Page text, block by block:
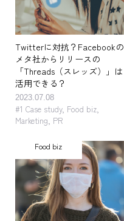
Twitterに対抗？Facebookの
メタ社からリリースの
「Threads（スレッズ）」は
活用できる？
2023.07.08
#1 Case study, Food biz,
Marketing, PR
Food biz